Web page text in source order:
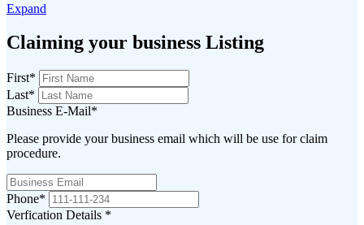
Expand
Claiming your business Listing
First*
Last*
Business E-Mail*
Please provide your business email which will be use for claim
procedure.
Phone*
Verfication Details *